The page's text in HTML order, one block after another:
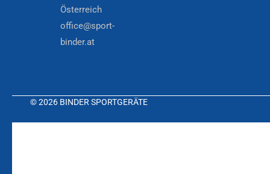
Österreich
office@sport-
binder.at
© 2026 BINDER SPORTGERÄTE